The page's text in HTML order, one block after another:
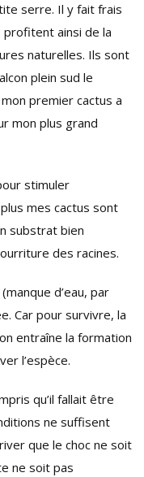
serre. Il y fait frais
profitent ainsi de la
naturelles. Ils sont
plein sud le
premier cactus a
mon plus grand
stimuler
mes cactus sont
substrat bien
des racines.
d’eau, par
Car pour survivre, la
entraîne la formation
l’espèce.
qu’il fallait être
ne suffisent
que le choc ne soit
ne soit pas